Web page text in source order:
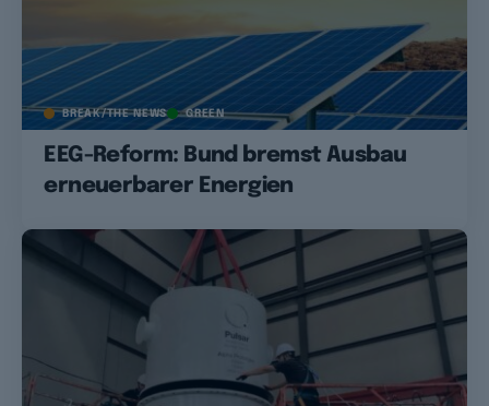
BREAK/THE NEWS GREEN
EEG-Reform: Bund bremst Ausbau
erneuerbarer Energien